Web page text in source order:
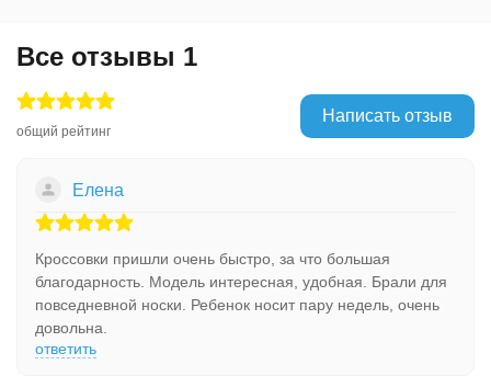
Все отзывы 1
общий рейтинг
Написать отзыв
Елена
Кроссовки пришли очень быстро, за что большая
благодарность. Модель интересная, удобная. Брали для
повседневной носки. Ребенок носит пару недель, очень
довольна.
ответить